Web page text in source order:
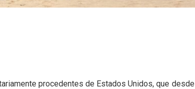
procedentes de Estados Unidos, que desde